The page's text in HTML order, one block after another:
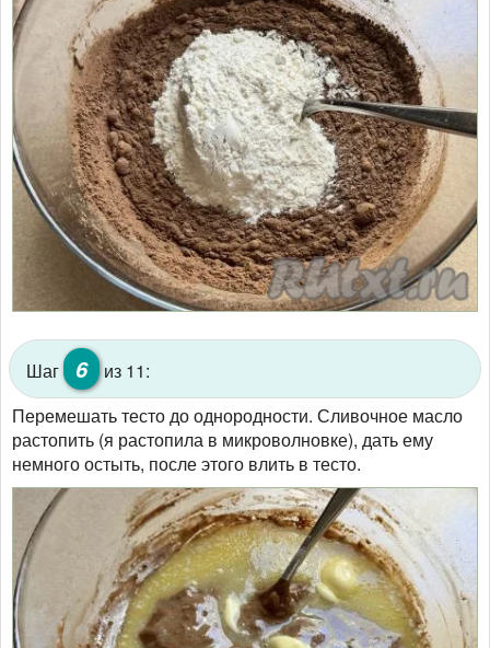
Шаг 6
из 11:
Перемешать тесто до однородности. Сливочное масло
растопить (я растопила в микроволновке), дать ему
немного остыть, после этого влить в тесто.